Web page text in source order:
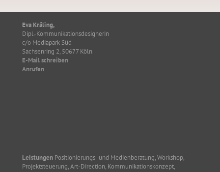
Eva Kräling,
Dipl.-Kommunikationsdesignerin
c/o Mediapark Süd
Sachsenring 2, 50677 Köln
E-Mail schreiben
Anrufen
LeistungenPositionierungs- und Medienberatung, Workshop,
Projektsteuerung, Art-Direction, Kommunikationskonzept,